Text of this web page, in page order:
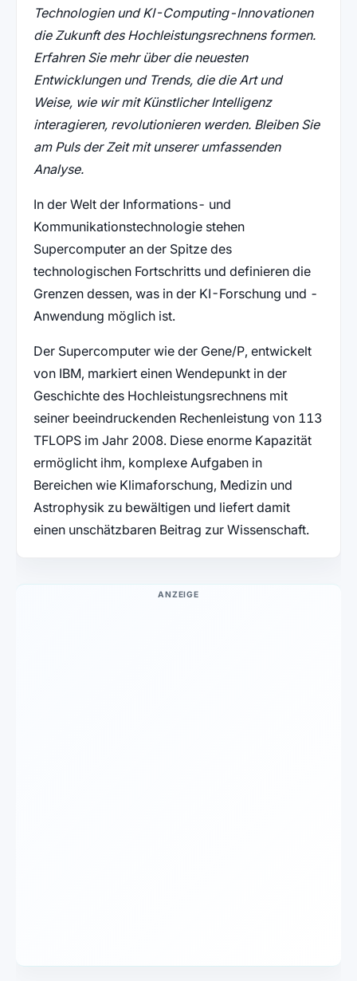
Technologien und KI-Computing-Innovationen
die Zukunft des Hochleistungsrechnens formen.
Erfahren Sie mehr über die neuesten
Entwicklungen und Trends, die die Art und
Weise, wie wir mit Künstlicher Intelligenz
interagieren, revolutionieren werden. Bleiben Sie
am Puls der Zeit mit unserer umfassenden
Analyse.
In der Welt der Informations- und
Kommunikationstechnologie stehen
Supercomputer an der Spitze des
technologischen Fortschritts und definieren die
Grenzen dessen, was in der KI-Forschung und -
Anwendung möglich ist.
Der Supercomputer wie der Gene/P, entwickelt
von IBM, markiert einen Wendepunkt in der
Geschichte des Hochleistungsrechnens mit
seiner beeindruckenden Rechenleistung von 113
TFLOPS im Jahr 2008. Diese enorme Kapazität
ermöglicht ihm, komplexe Aufgaben in
Bereichen wie Klimaforschung, Medizin und
Astrophysik zu bewältigen und liefert damit
einen unschätzbaren Beitrag zur Wissenschaft.
ANZEIGE